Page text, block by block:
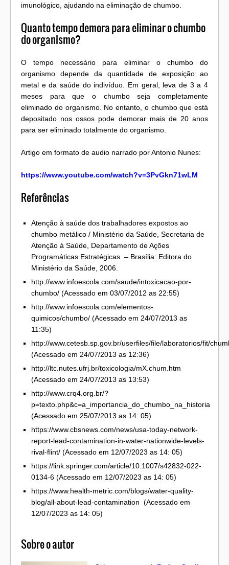
imunológico, ajudando na eliminação de chumbo.
Quanto tempo demora para eliminar o chumbo
do organismo?
O tempo necessário para eliminar o chumbo do
organismo depende da quantidade de exposição ao
metal e da saúde do indivíduo. Em geral, leva de 3 a 4
meses para que o chumbo seja completamente
eliminado do organismo. No entanto, o chumbo que está
depositado nos ossos pode demorar mais de 20 anos
para ser eliminado totalmente do organismo.
Artigo em formato de audio narrado por Antonio Nunes:
https://www.youtube.com/watch?v=3PvGkn71wLM
Referências
Atenção à saúde dos trabalhadores expostos ao
chumbo metálico / Ministério da Saúde, Secretaria de
Atenção à Saúde, Departamento de Ações
Programáticas Estratégicas. – Brasília: Editora do
Ministério da Saúde, 2006.
http://www.infoescola.com/saude/intoxicacao-por-
chumbo/ (Acessado em 03/07/2012 as 22:55)
http://www.infoescola.com/elementos-
quimicos/chumbo/ (Acessado em 24/07/2013 as
11:35)
http://www.cetesb.sp.gov.br/userfiles/file/laboratorios/fit/
(Acessado em 24/07/2013 as 12:36)
http://ltc.nutes.ufrj.br/toxicologia/mX.chum.htm
(Acessado em 24/07/2013 as 13:53)
http://www.crq4.org.br/?
p=texto.php&c=a_importancia_do_chumbo_na_historia
(Acessado em 25/07/2013 as 14: 05)
https://www.cbsnews.com/news/usa-today-network-
report-lead-contamination-in-water-nationwide-levels-
rival-flint/ (Acessado em 12/07/2023 as 14: 05)
https://link.springer.com/article/10.1007/s42832-022-
0134-6 (Acessado em 12/07/2023 as 14: 05)
https://www.health-metric.com/blogs/water-quality-
blog/all-about-lead-contamination (Acessado em
12/07/2023 as 14: 05)
Sobre o autor